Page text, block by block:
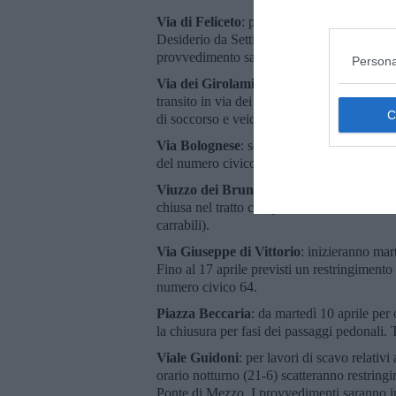
Via di Feliceto: per lavori edili da lunedì
Desiderio da Settignano sarà chiuso
provvedimento sarà in vigore fino al 9
Via dei Girolami-piazza del Pesce:
transito in via dei Girolami e piazza del
di soccorso e veicoli diretti ai passi
Via Bolognese: sempre per lavori edili da
del numero civico 7. Il provvedimento
Viuzzo dei Bruni
: per lavori edili con
chiusa nel tratto compreso fra i numeri
carrabili).
Via Giuseppe di Vittorio: inizieranno
Fino al 17 aprile previsti un
numero civico 64.
Piazza Beccaria: da martedì 10 aprile
la chiusura per fasi dei passaggi pedonali.
Viale Guidoni: per lavori di scavo relativi
orario notturno (21-6) scatteranno
Ponte di Mezzo. I provvedimenti saranno